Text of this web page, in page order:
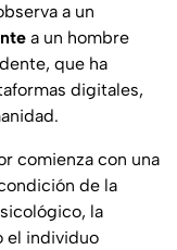
a un
a un hombre
que ha
digitales,
comienza con una
de la
la
el individuo